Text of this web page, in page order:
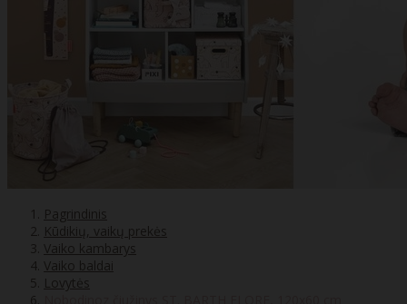
Pagrindinis
Kūdikių, vaikų prekės
Vaiko kambarys
Vaiko baldai
Lovytės